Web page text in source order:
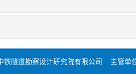
铁隧道勘察设计研究院有限公司 主管单